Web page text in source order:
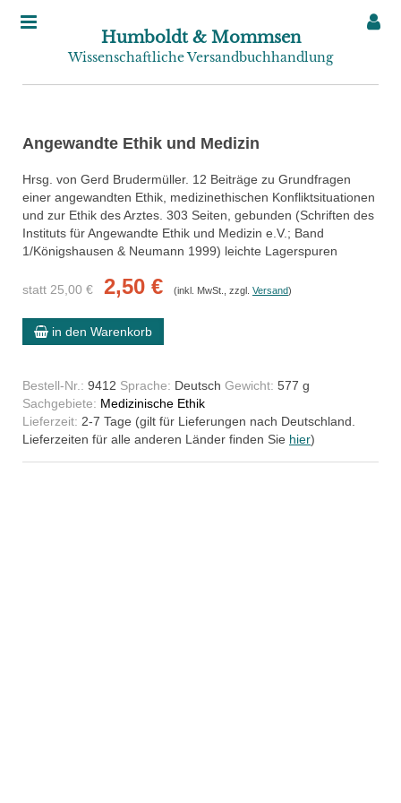
Humboldt & Mommsen
Wissenschaftliche Versandbuchhandlung
Angewandte Ethik und Medizin
Hrsg. von Gerd Brudermüller. 12 Beiträge zu Grundfragen
einer angewandten Ethik, medizinethischen Konfliktsituationen
und zur Ethik des Arztes. 303 Seiten, gebunden (Schriften des
Instituts für Angewandte Ethik und Medizin e.V.; Band
1/Königshausen & Neumann 1999) leichte Lagerspuren
statt 25,00 € 2,50 € (inkl. MwSt., zzgl. Versand)
in den Warenkorb
Bestell-Nr.: 9412 Sprache: Deutsch Gewicht: 577 g
Sachgebiete: Medizinische Ethik
Lieferzeit: 2-7 Tage (gilt für Lieferungen nach Deutschland.
Lieferzeiten für alle anderen Länder finden Sie hier)